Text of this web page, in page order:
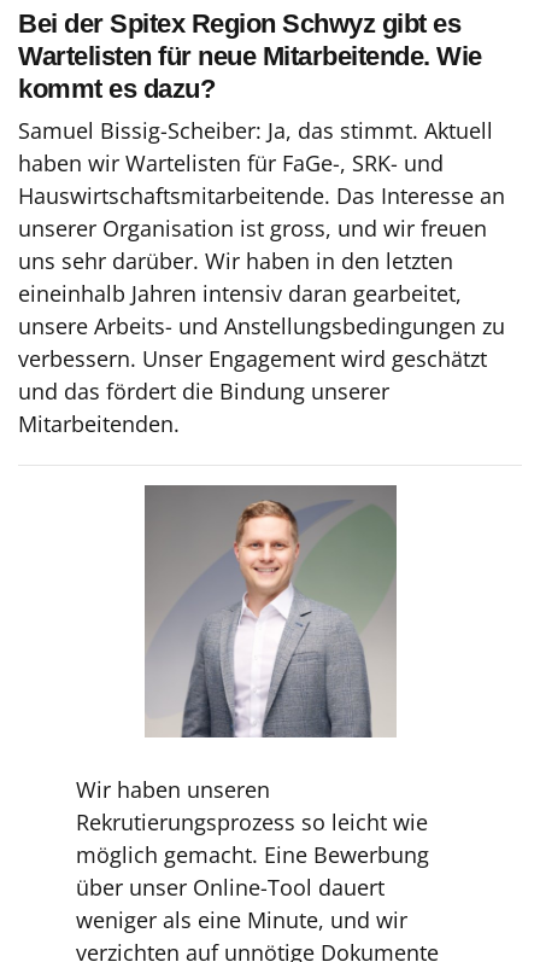
Bei der Spitex Region Schwyz gibt es
Wartelisten für neue Mitarbeitende. Wie
kommt es dazu?
Samuel Bissig-Scheiber: Ja, das stimmt. Aktuell
haben wir Wartelisten für FaGe-, SRK- und
Hauswirtschaftsmitarbeitende. Das Interesse an
unserer Organisation ist gross, und wir freuen
uns sehr darüber. Wir haben in den letzten
eineinhalb Jahren intensiv daran gearbeitet,
unsere Arbeits- und Anstellungsbedingungen zu
verbessern. Unser Engagement wird geschätzt
und das fördert die Bindung unserer
Mitarbeitenden.
Wir haben unseren
Rekrutierungsprozess so leicht wie
möglich gemacht. Eine Bewerbung
über unser Online-Tool dauert
weniger als eine Minute, und wir
verzichten auf unnötige Dokumente